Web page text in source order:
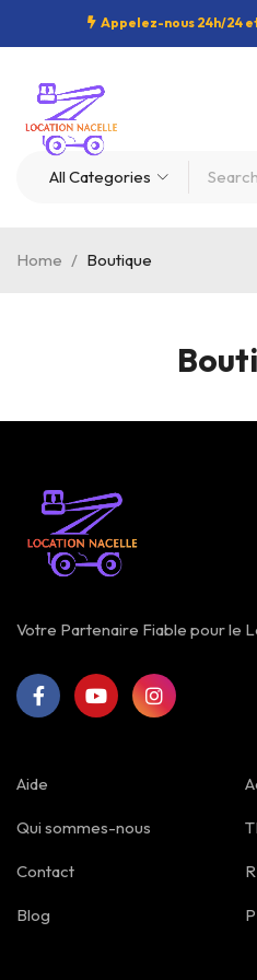
Appelez-nous 24h/24
Home / Boutique
Votre Partenaire Fiable pour le
Aide
Qui sommes-nous
Contact
Blog